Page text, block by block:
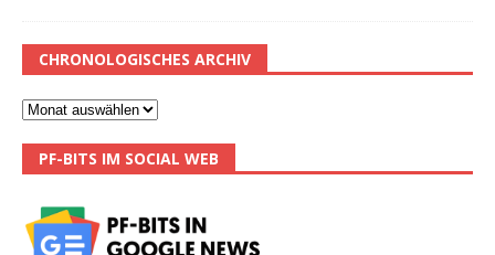
CHRONOLOGISCHES ARCHIV
PF-BITS IM SOCIAL WEB